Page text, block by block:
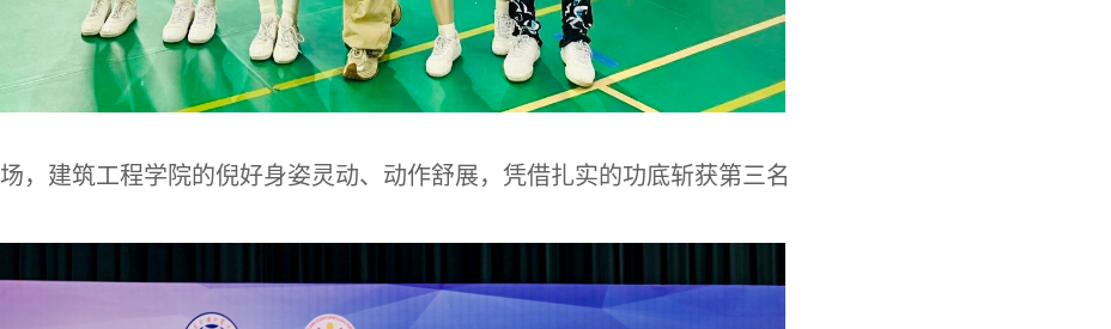
，建筑工程学院的倪好身姿灵动、动作舒展，凭借扎实的功底斩获第三名